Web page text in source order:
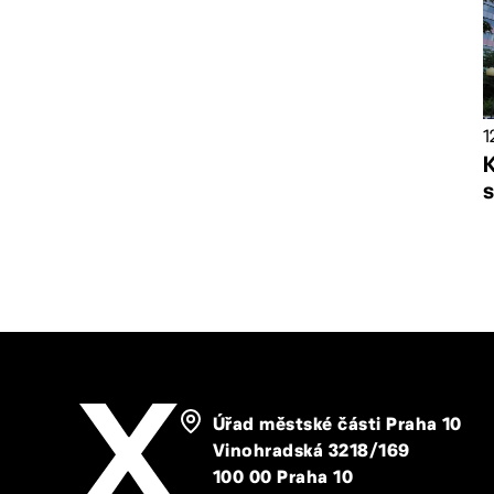
Úřad městské části Praha 10
Vinohradská 3218/169
100 00 Praha 10